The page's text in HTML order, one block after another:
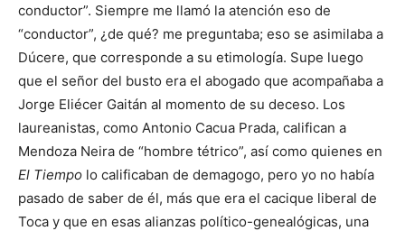
conductor”. Siempre me llamó la atención eso de
“conductor”, ¿de qué? me preguntaba; eso se asimilaba a
Dúcere, que corresponde a su etimología. Supe luego
que el señor del busto era el abogado que acompañaba a
Jorge Eliécer Gaitán al momento de su deceso. Los
laureanistas, como Antonio Cacua Prada, califican a
Mendoza Neira de “hombre tétrico”, así como quienes en
El Tiempo lo calificaban de demagogo, pero yo no había
pasado de saber de él, más que era el cacique liberal de
Toca y que en esas alianzas político-genealógicas, una